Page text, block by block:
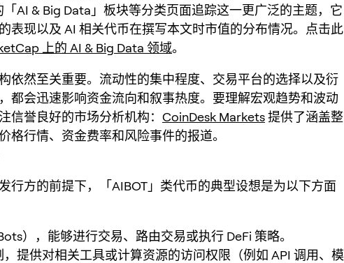
AI & Big Data」板块等分类页面追踪这一更广泛的主题，它
表现以及 AI 相关代币在撰写本文时市值的分布情况。点击此
上的 AI & Big Data 领域。
依然至关重要。流动性的集中程度、交易平台的选择以及衍
都会迅速影响资金流向和叙事热度。要理解宏观趋势和波动
信誉良好的市场分析机构： CoinDesk Markets提供了涵盖整
格行情、资金费率和风险事件的报道。
行方的前提下，「AIBOT」类代币的典型设想是为以下方面
），能够进行交易、路由交易或执行 DeFi 策略。
提供对相关工具或计算资源的访问权限（例如 API 调用、模